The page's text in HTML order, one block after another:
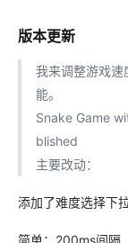
版本更新
我来调整游戏速
能。
Snake Game
blished
主要改动：
添加了难度选择下
简单：200ms间隔